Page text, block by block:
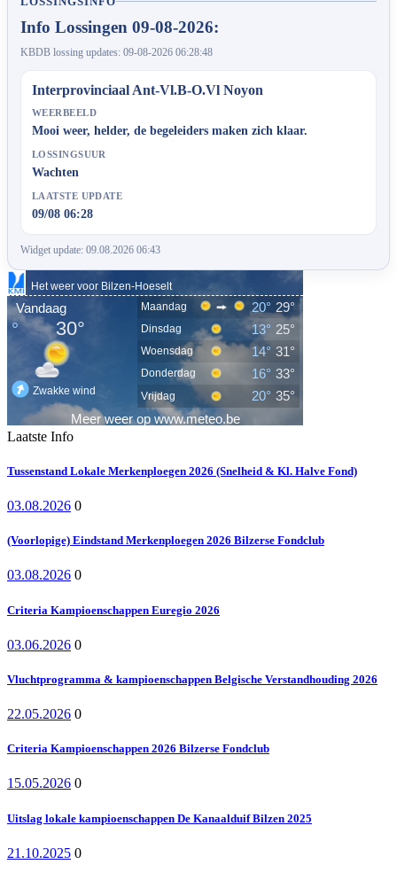
Info Lossingen 09-08-2026:
KBDB lossing updates: 09-08-2026 06:28:48
Interprovinciaal Ant-Vl.B-O.Vl Noyon
WEERBEELD
Mooi weer, helder, de begeleiders maken zich klaar.
LOSSINGSUUR
Wachten
LAATSTE UPDATE
09/08 06:28
Widget update: 09.08.2026 06:43
Laatste Info
Tussenstand Lokale Merkenploegen 2026 (Snelheid & Kl. Halve Fond)
03.08.2026 0
(Voorlopige) Eindstand Merkenploegen 2026 Bilzerse Fondclub
03.08.2026 0
Criteria Kampioenschappen Euregio 2026
03.06.2026 0
Vluchtprogramma & kampioenschappen Belgische Verstandhouding 2026
22.05.2026 0
Criteria Kampioenschappen 2026 Bilzerse Fondclub
15.05.2026 0
Uitslag lokale kampioenschappen De Kanaalduif Bilzen 2025
21.10.2025 0